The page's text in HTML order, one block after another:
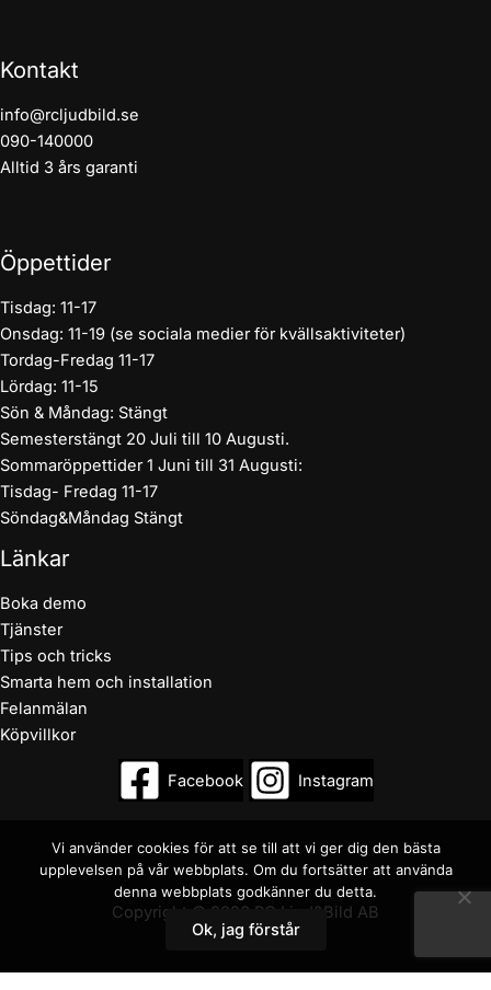
Kontakt
info@rcljudbild.se
090-140000
Alltid 3 års garanti
Öppettider
Tisdag: 11-17
Onsdag: 11-19 (se sociala medier för kvällsaktiviteter)
Tordag-Fredag 11-17
Lördag: 11-15
Sön & Måndag: Stängt
Semesterstängt 20 Juli till 10 Augusti.
Sommaröppettider 1 Juni till 31 Augusti:
Tisdag- Fredag 11-17
Söndag&Måndag Stängt
Länkar
Boka demo
Tjänster
Tips och tricks
Smarta hem och installation
Felanmälan
Köpvillkor
Facebook Instagram
Copyright © 2026 RC Ljud&Bild AB
Vi använder cookies för att se till att vi ger dig den bästa
upplevelsen på vår webbplats. Om du fortsätter att använda
denna webbplats godkänner du detta.
Ok, jag förstår